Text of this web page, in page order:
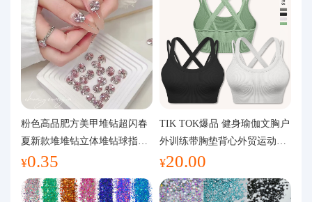
粉色高品肥方美甲堆钻超闪春
夏新款堆堆钻立体堆钻球指甲
装饰品
¥0.35
TIK TOK爆品 健身瑜伽文胸户
外训练带胸垫背心外贸运动瑜
伽服女
¥20.00